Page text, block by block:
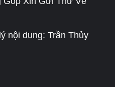
nội dung: Trần Thủy